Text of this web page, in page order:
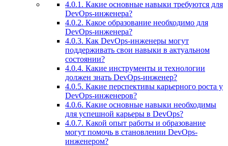
4.0.1. Какие основные навыки требуются для
DevOps-инженера?
4.0.2. Какое образование необходимо для
DevOps-инженера?
4.0.3. Как DevOps-инженеры могут
поддерживать свои навыки в актуальном
состоянии?
4.0.4. Какие инструменты и технологии
должен знать DevOps-инженер?
4.0.5. Какие перспективы карьерного роста у
DevOps-инженеров?
4.0.6. Какие основные навыки необходимы
для успешной карьеры в DevOps?
4.0.7. Какой опыт работы и образование
могут помочь в становлении DevOps-
инженером?